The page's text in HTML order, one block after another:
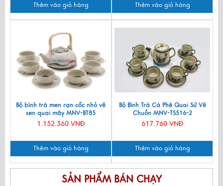
Thêm vào giỏ hàng Thêm vào giỏ hàng
Bộ bình trà men rạn cốc nhỏ vẽ
sen quai mây MNV-BT85
1.152.360 VNĐ
Thêm vào giỏ hàng
Bộ Bình Trà Cà Phê Quai Sứ Vẽ
Chuồn MNV-TS516-2
617.760 VNĐ
Thêm vào giỏ hàng
SẢN PHẨM BÁN CHẠY